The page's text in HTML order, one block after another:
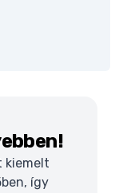
kiemelt
így